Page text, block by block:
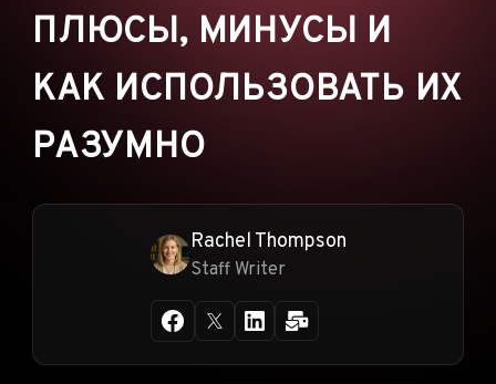
ПЛЮСЫ, МИНУСЫ И
КАК ИСПОЛЬЗОВАТЬ ИХ
РАЗУМНО
Rachel Thompson
Staff Writer